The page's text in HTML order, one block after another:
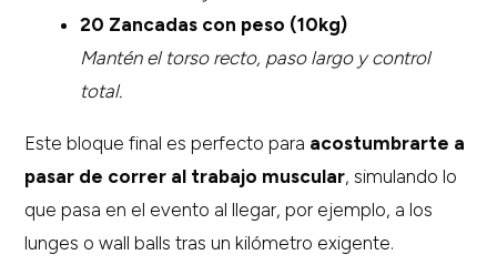
20 Zancadas con peso (10kg)
Mantén el torso recto, paso largo y control
total.
Este bloque final es perfecto para acostumbrarte a
pasar de correr al trabajo muscular, simulando lo
que pasa en el evento al llegar, por ejemplo, a los
lunges o wall balls tras un kilómetro exigente.